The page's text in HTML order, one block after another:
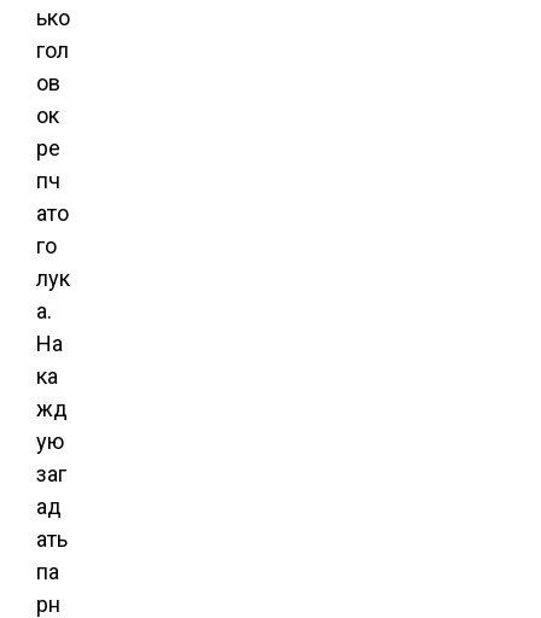
ько
гол
ов
ок
ре
пч
ато
го
лук
а.
На
ка
жд
ую
заг
ад
ать
па
рн